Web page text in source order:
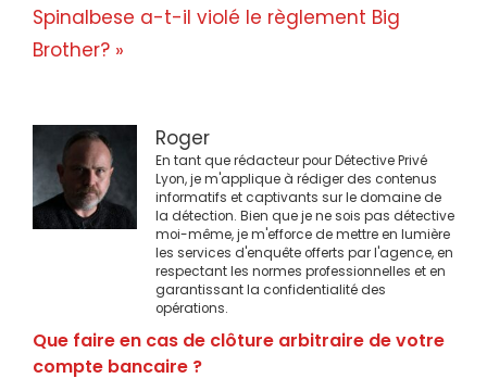
Spinalbese a-t-il violé le règlement Big
Brother? »
Roger
En tant que rédacteur pour Détective Privé
Lyon, je m'applique à rédiger des contenus
informatifs et captivants sur le domaine de
la détection. Bien que je ne sois pas détective
moi-même, je m'efforce de mettre en lumière
les services d'enquête offerts par l'agence, en
respectant les normes professionnelles et en
garantissant la confidentialité des
opérations.
Que faire en cas de clôture arbitraire de votre
compte bancaire ?